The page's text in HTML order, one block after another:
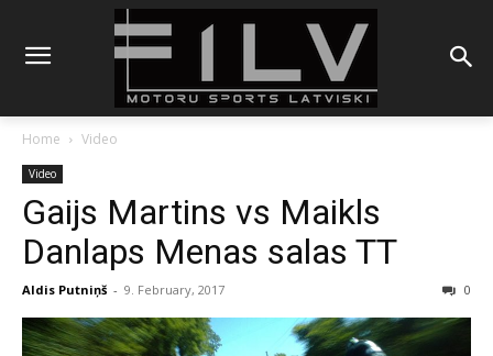
Home Video
Video
Gaijs Martins vs Maikls
Danlaps Menas salas TT
Aldis Putniņš - 9. February, 2017 0